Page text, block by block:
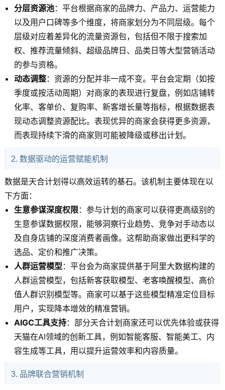
分层资源池：平台根据商家的品牌力、产品力、运营能力
以及用户口碑等多个维度，将商家划分为不同层级。每个
层级对应着差异化的流量资源包，包括但不限于搜索加
权、推荐流量倾斜、超级品牌日、品类日等大型营销活动
的参与资格。
动态调整：资源的分配并非一成不变。平台会定期（如按
季度或按活动周期）对商家的表现进行复盘，例如店铺转
化率、客单价、复购率、新客增长量等指标，根据数据表
现动态调整资源配比。表现优异的商家会获得更多资源，
而表现持续下滑的商家则可能被降级或移出计划。
2. 数据驱动的运营赋能机制
数据是天合计划得以高效运转的基石。该机制主要体现在以
下方面：
生意参谋深度权限：参与计划的商家可以获得更高级别的
生意参谋数据权限，能够洞察行业趋势、竞争对手动态以
及自身店铺的深度消费者画像。这帮助商家做出更科学的
选品、定价和推广决策。
人群运营模型 ：平台会为商家提供基于阿里大数据构建的
人群运营模型，包括新客获取模型、老客唤醒模型、高价
值人群识别模型等。商家可以基于这些模型精准定位目标
用户，实现降本增效的精准营销。
AIGC工具支持：部分天合计划商家还可以优先体验或获得
天猫在AI领域的创新工具，例如智能客服、智能美工、内
容生成等工具，用以提升运营效率和内容质量。
3. 品牌联合营销机制